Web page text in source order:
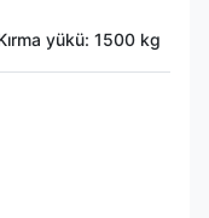
yükü: 1500 kg